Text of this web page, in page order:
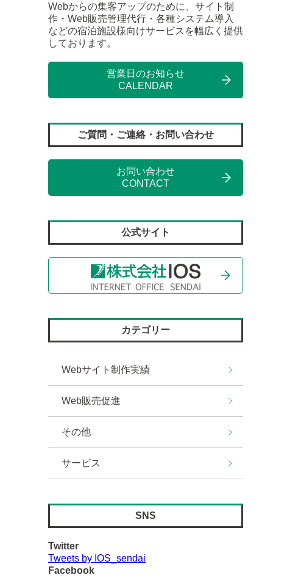
Webからの集客アップのために、サイト制
作・Web販売管理代行・各種システム導入
などの宿泊施設様向けサービスを幅広く提供
しております。
営業日のお知らせ
CALENDAR
ご質問・ご連絡・お問い合わせ
お問い合わせ
CONTACT
公式サイト
カテゴリー
Webサイト制作実績
Web販売促進
その他
サービス
SNS
Twitter
Tweets by IOS_sendai
Facebook